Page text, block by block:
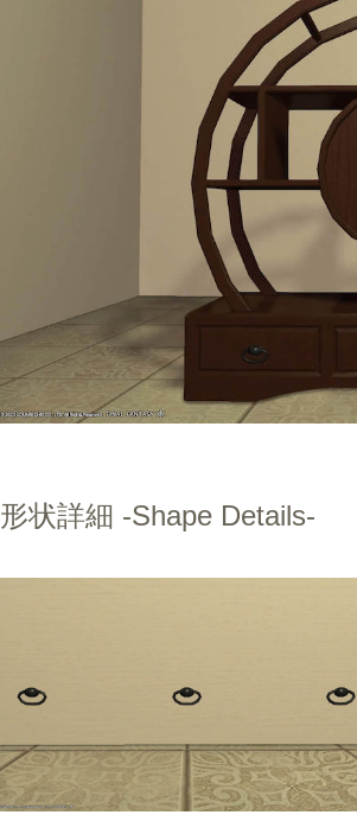
形状詳細 -Shape Details-